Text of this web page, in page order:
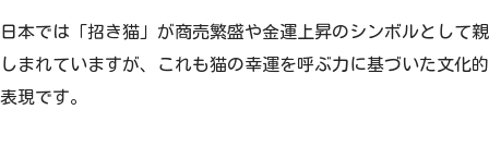
日本では「招き猫」が商売繁盛や金運上昇のシンボルとして親
しまれていますが、これも猫の幸運を呼ぶ力に基づいた文化的
表現です。